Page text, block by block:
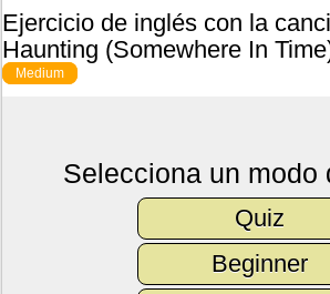
Ejercicio de inglés con la
Haunting (Somewhere In
Medium
Selecciona un modo
Quiz
Beginner